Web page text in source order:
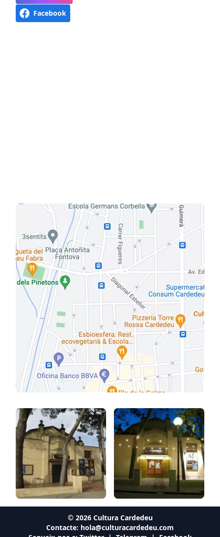
Facebook
© 2026Cultura Cardedeu
Contacte: hola@culturacardedeu.com